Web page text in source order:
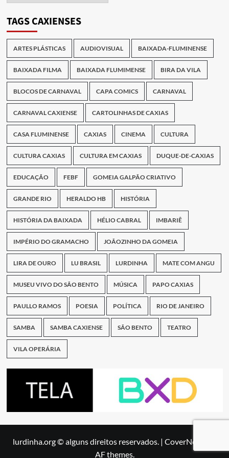
TAGS CAXIENSES
ARTES PLÁSTICAS AUDIOVISUAL BAIXADA-FLUMINENSE
BAIXADA FILMA BAIXADA FLUMIMENSE BIRA DA VILA
BLOCOS DE CARNAVAL CAPA COMICS CARNAVAL
CARNAVAL CAXIENSE CARTOLINHAS DE CAXIAS
CASA FLUMINENSE CAXIAS CINEMA CULTURA
CULTURA CAXIAS CULTURA EM CAXIAS DUQUE-DE-CAXIAS
EDUCAÇÃO FEBF GOMEIA GALPÃO CRIATIVO
GRANDE RIO HERALDO HB HISTÓRIA
HISTÓRIA DA BAIXADA HÉLIO CABRAL IMBARIÊ
IMPÉRIO DO GRAMACHO JOÃOZINHO DA GOMEIA
LIRA DE OURO LU BRASIL LURDINHA MATE COM ANGU
MUSEU VIVO DO SÃO BENTO MÚSICA PAPO CAXIAS
PAULLO RAMOS POESIA POLÍTICA RIO DE JANEIRO
SAMBA SAMBA CAXIENSE SÃO BENTO TEATRO
VILA OPERÁRIA
lurdinha.org © alguns direitos reservados. | CoverNews
AF themes.